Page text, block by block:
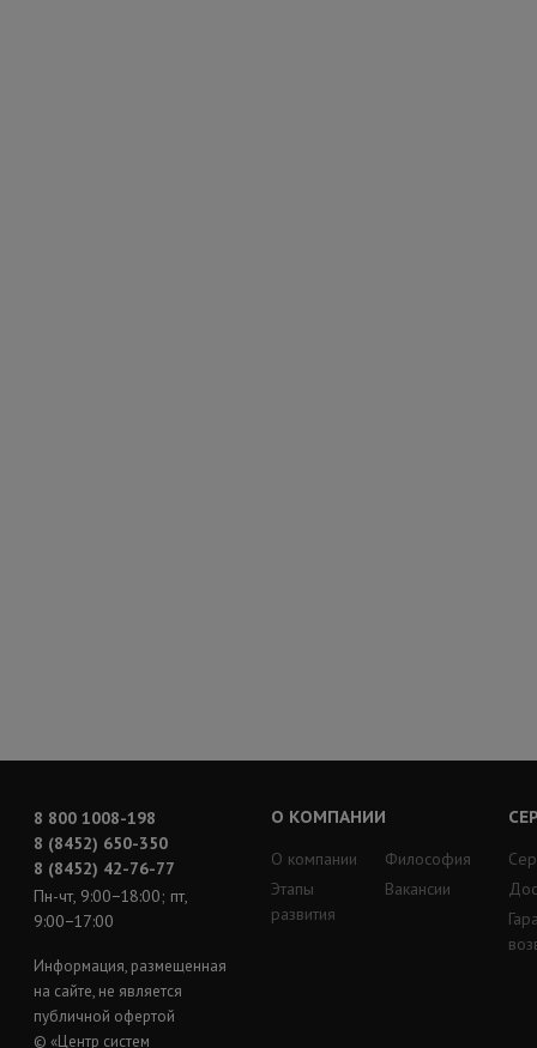
8 800 1008-198
8 (8452) 650-350
8 (8452) 42-76-77
Пн-чт, 9:00−18:00; пт,
9:00−17:00
Информация, размещенная
на сайте, не является
публичной офертой
© «Центр систем
О КОМПАНИИ
О компании
Этапы
развития
Философия
Вакансии